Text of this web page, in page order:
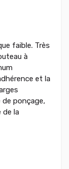
faible. Très
à
et la
de ponçage,
de la